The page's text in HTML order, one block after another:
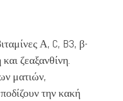
Α, C, B3, β-
ζεαξανθίνη.
ματιών,
την κακή